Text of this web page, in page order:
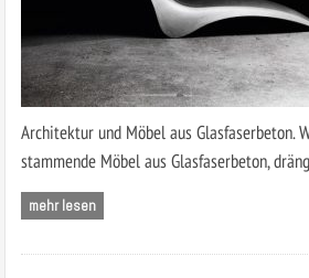
Architektur und Möbel aus Glasfaserbeton.
stammende Möbel aus Glasfaserbeton,
mehr lesen